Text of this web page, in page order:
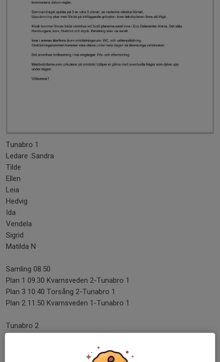
Tunabro 1
Ledare :Sandra
Tilde
Ellen
Leia
Hedvig
Ida
Vendela
Sigrid
Matilda N
Samling 08.50
Plan 1 09.30 Kvarnsveden 2-Tunabro 1
Plan 3 10.40 Torsång 2-Tunabro 1
Plan 2 11.50 Kvarnsveden 1-Tunabro 1
Tunabro 2